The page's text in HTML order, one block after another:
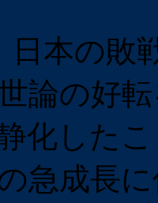
本の敗
論の好
化した
急成長